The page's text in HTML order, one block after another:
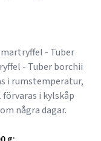
- Tuber
- Tuber borchii
i rumstemperatur,
i kylskåp
några dagar.